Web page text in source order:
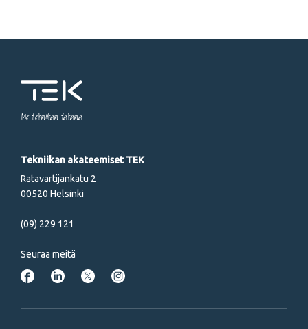
Me tekniikan takana
Tekniikan akateemiset TEK
Ratavartijankatu 2
00520 Helsinki
(09) 229 121
Seuraa meitä